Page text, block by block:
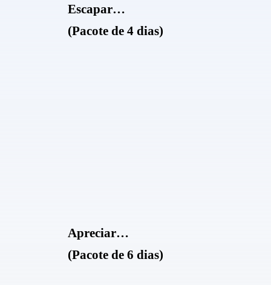
Escapar…
(Pacote de 4 dias)
Apreciar…
(Pacote de 6 dias)